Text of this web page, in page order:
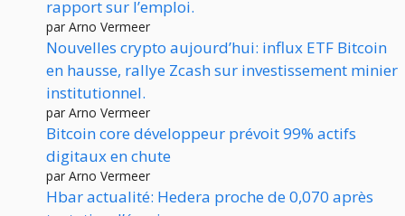
rapport sur l’emploi.
par Arno Vermeer
Nouvelles crypto aujourd’hui: influx ETF Bitcoin
en hausse, rallye Zcash sur investissement minier
institutionnel.
par Arno Vermeer
Bitcoin core développeur prévoit 99% actifs
digitaux en chute
par Arno Vermeer
Hbar actualité: Hedera proche de 0,070 après